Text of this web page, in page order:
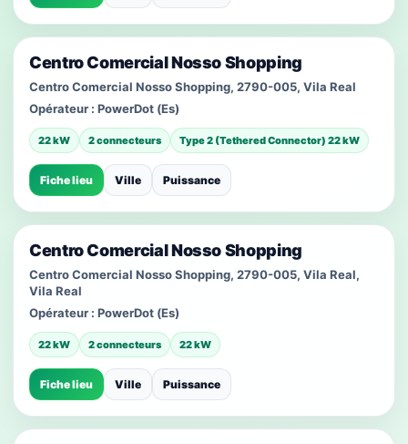
Centro Comercial Nosso Shopping
Centro Comercial Nosso Shopping, 2790-005, Vila Real
Opérateur : PowerDot (Es)
22 kW 2 connecteurs Type 2 (Tethered Connector) 22 kW
Fiche lieu Ville Puissance
Centro Comercial Nosso Shopping
Centro Comercial Nosso Shopping, 2790-005, Vila Real,
Vila Real
Opérateur : PowerDot (Es)
22 kW 2 connecteurs 22 kW
Fiche lieu Ville Puissance